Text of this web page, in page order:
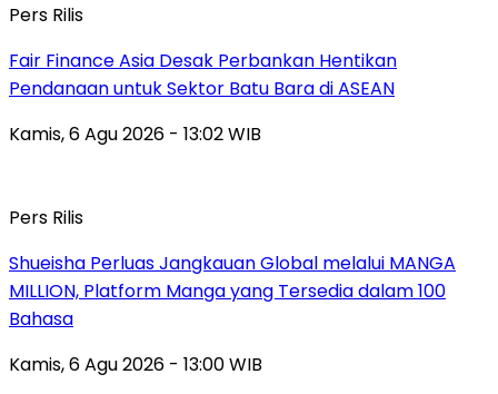
Pers Rilis
Fair Finance Asia Desak Perbankan Hentikan
Pendanaan untuk Sektor Batu Bara di ASEAN
Kamis, 6 Agu 2026 - 13:02 WIB
Pers Rilis
Shueisha Perluas Jangkauan Global melalui MANGA
MILLION, Platform Manga yang Tersedia dalam 100
Bahasa
Kamis, 6 Agu 2026 - 13:00 WIB